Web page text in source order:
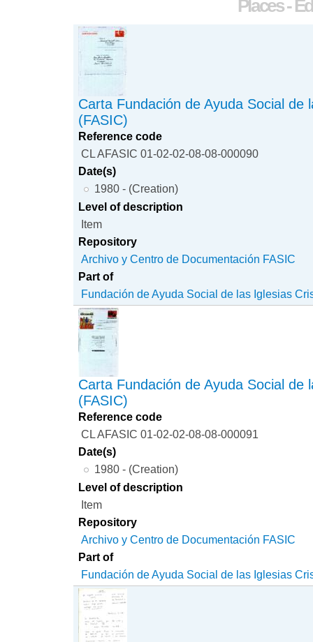
Places -
Carta Fundación de Ayuda Social de
(FASIC)
Reference code
CL AFASIC 01-02-02-08-08-000090
Date(s)
1980 - (Creation)
Level of description
Item
Repository
Archivo y Centro de Documentación FASIC
Part of
Fundación de Ayuda Social de las Iglesias
Carta Fundación de Ayuda Social de
(FASIC)
Reference code
CL AFASIC 01-02-02-08-08-000091
Date(s)
1980 - (Creation)
Level of description
Item
Repository
Archivo y Centro de Documentación FASIC
Part of
Fundación de Ayuda Social de las Iglesias